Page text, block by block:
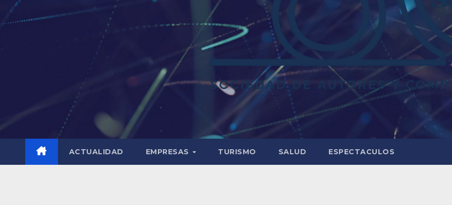
ACTUALIDAD EMPRESAS TURISMO SALUD ESPECTACULOS